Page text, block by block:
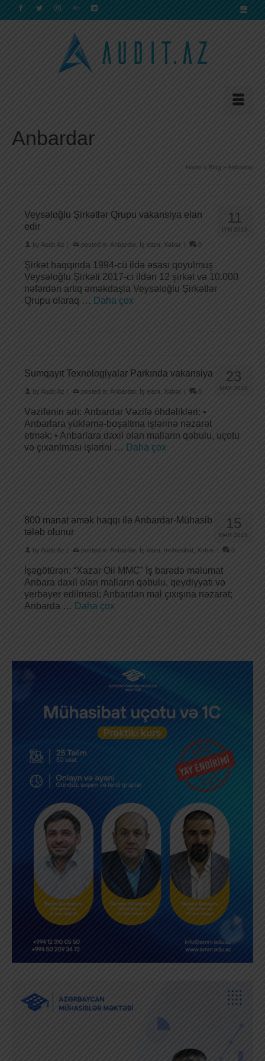
Anbardar
Home » Blog » Anbardar
11
İYN 2018
Veysəloğlu Şirkətlər Qrupu vakansiya elan
edir
by Audit.Az | posted in: Anbardar, İş elanı Xəbər | 0
Şirkət haqqında 1994-cü ildə əsası qoyulmuş
Veysəloğlu Şirkəti 2017-ci ildən 12 şirkət və 10.000
nəfərdən artıq əməkdaşla Veysəloğlu Şirkətlər
Qrupu olaraq … Daha çox
23
MAY 2018
Sumqayıt Texnologiyalar Parkında vakansiya
by Audit.Az | posted in: Anbardar İş elanı Xəbər | 0
Vəzifənin adı: Anbardar Vəzifə öhdəlikləri: •
Anbarlara yükləmə-boşaltma işlərinə nəzarət
etmək; • Anbarlara daxil olan malların qəbulu, uçotu
və çıxarılması işlərini … Daha çox
15
MAR 2018
800 manat əmək haqqı ilə Anbardar-Mühasib
tələb olunur
by Audit.Az | posted in: Anbardar, İş elanı muhasibat Xəbər | 0
İşəgötürən: “Xazar Oil MMC” İş barədə məlumat
Anbara daxil olan malların qəbulu, qeydiyyatı və
yerbəyer edilməsi; Anbardan mal çıxışına nəzarət;
Anbarda … Daha çox